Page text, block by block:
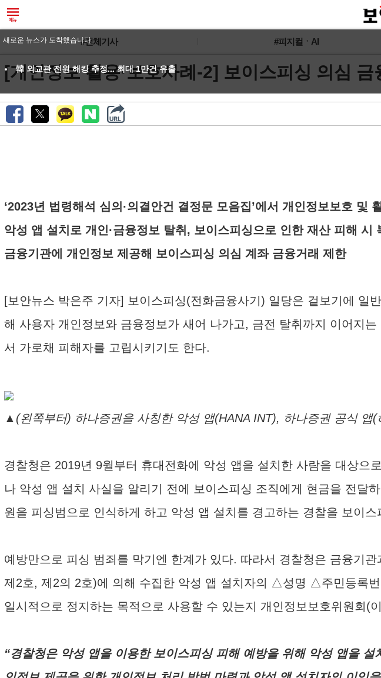
#전체기사 #피지컬ㆍAI
[개인정보 활용·보호사례-2] 보이스피싱 의심
‘2023년 법령해석 심의·의결안건 결정문 모음집’에서 개인정보보호 및
악성 앱 설치로 개인·금융정보 탈취, 보이스피싱으로 인한 재산 피해 시
금융기관에 개인정보 제공해 보이스피싱 의심 계좌 금융거래 제한
[보안뉴스 박은주 기자] 보이스피싱(전화금융사기) 일당은 겉보기에
해 사용자 개인정보와 금융정보가 새어 나가고, 금전 탈취까지 이어지
서 가로채 피해자를 고립시키기도 한다.
▲(왼쪽부터) 하나증권을 사칭한 악성 앱(HANA INT), 하나증권 공식
경찰청은 2019년 9월부터 휴대전화에 악성 앱을 설치한 사람을 대상으
나 악성 앱 설치 사실을 알리기 전에 보이스피싱 조직에게 현금을 전달
원을 피싱범으로 인식하게 하고 악성 앱 설치를 경고하는 경찰을 보이
예방만으로 피싱 범죄를 막기엔 한계가 있다. 따라서 경찰청은 금융기
제2호, 제2의 2호)에 의해 수집한 악성 앱 설치자의 △성명 △주민등록
일시적으로 정지하는 목적으로 사용할 수 있는지 개인정보보호위원회(
“경찰청은 악성 앱을 이용한 보이스피싱 피해 예방을 위해 악성 앱을
새로운 뉴스가 도착했습니다.
韓 외교관 전원 해킹 추정... 최대 1만건 유출